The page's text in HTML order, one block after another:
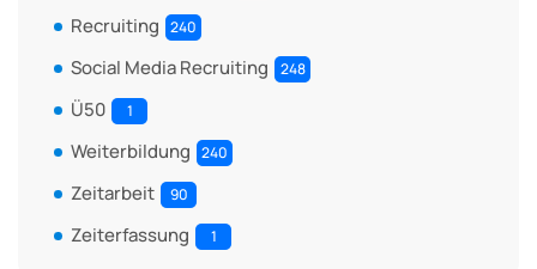
Recruiting 240
Social Media Recruiting 248
Ü50 1
Weiterbildung 240
Zeitarbeit 90
Zeiterfassung 1